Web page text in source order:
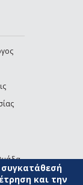
sends e-mail)
και την